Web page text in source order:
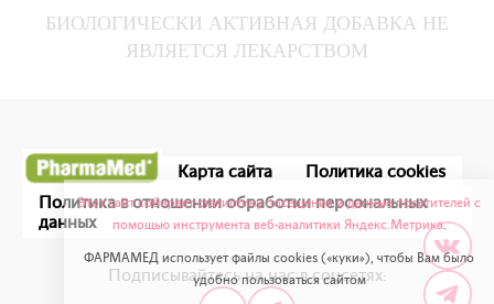
БИОЛОГИЧЕСКИ АКТИВНАЯ ДОБАВКА НЕ
ЯВЛЯЕТСЯ ЛЕКАРСТВОМ
Карта сайта
Политика cookies
Политика в отношении обработки персональных
данных
Подписывайтесь на нас в соцсетях:
Этот сайт собирает статистику посещения и данные посетителей с
помощью инструмента веб-аналитики Яндекс.Метрика.
ФАРМАМЕД использует файлы cookies («куки»), чтобы Вам было
удобно пользоваться сайтом